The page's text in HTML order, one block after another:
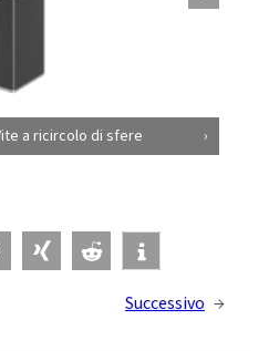
a ricircolo di sfere
Successivo →